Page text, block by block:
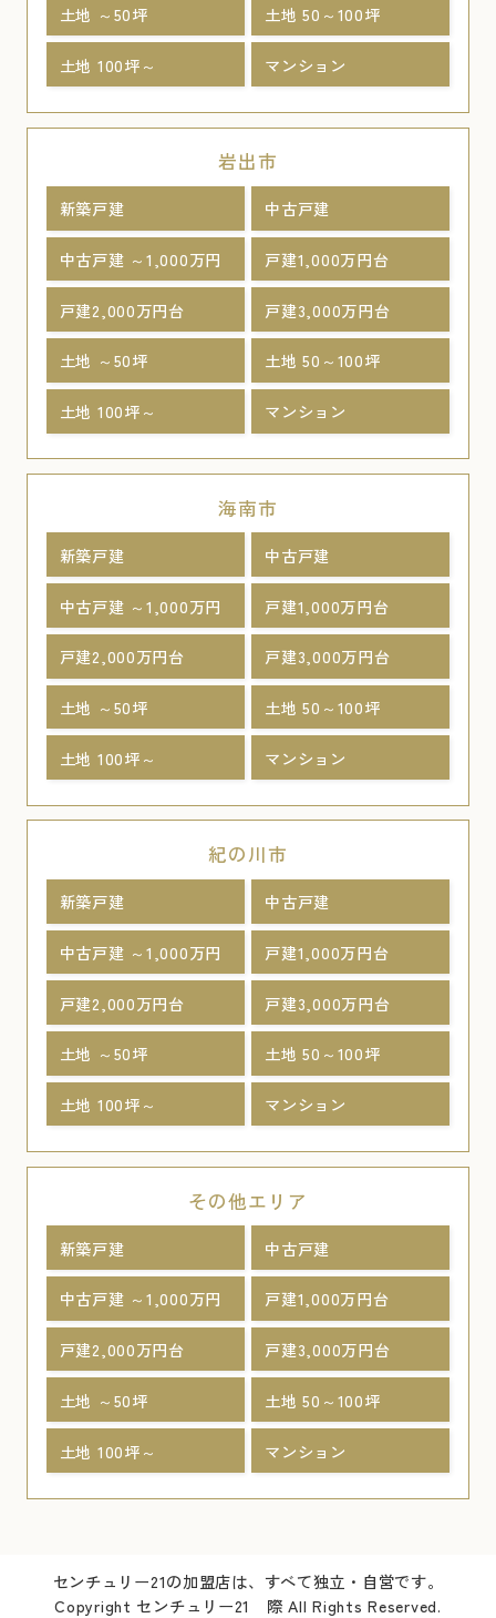
土地 ～50坪 土地 50～100坪
土地 100坪～ マンション
岩出市
新築戸建 中古戸建
中古戸建 ～1,000万円 戸建1,000万円台
戸建2,000万円台 戸建3,000万円台
土地 ～50坪 土地 50～100坪
土地 100坪～ マンション
海南市
新築戸建 中古戸建
中古戸建 ～1,000万円 戸建1,000万円台
戸建2,000万円台 戸建3,000万円台
土地 ～50坪 土地 50～100坪
土地 100坪～ マンション
紀の川市
新築戸建 中古戸建
中古戸建 ～1,000万円 戸建1,000万円台
戸建2,000万円台 戸建3,000万円台
土地 ～50坪 土地 50～100坪
土地 100坪～ マンション
その他エリア
新築戸建 中古戸建
中古戸建 ～1,000万円 戸建1,000万円台
戸建2,000万円台 戸建3,000万円台
土地 ～50坪 土地 50～100坪
土地 100坪～ マンション
センチュリー21の加盟店は、すべて独立・自営です。
Copyright センチュリー21 際 All Rights Reserved.